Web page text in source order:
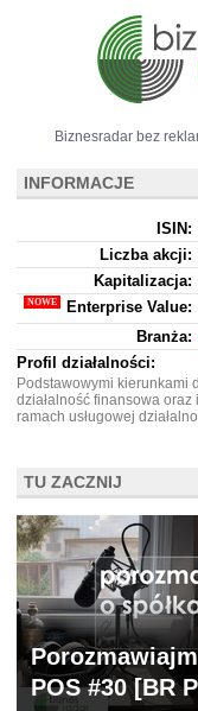
Biznesradar bez
INFORMACJE
ISIN:
Liczba akcji:
Kapitalizacja:
Enterprise Value:
Branża:
Profil działalności:
Podstawowymi kierunkami
działalność finansowa oraz
ramach usługowej
TU ZACZNIJ
POS #30 [BR